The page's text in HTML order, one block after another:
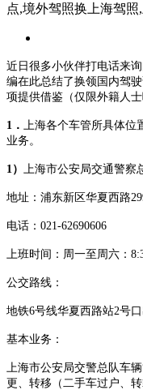
点,境外驾照换上海驾
近日很多小伙伴打电话来
编在此总结了换领国内驾
项提供借鉴（仅限外籍人
1．
上海各个车管所具体
业务。
1） 上海市公安局交通警
地址：浦东新区华夏西路
电话： 021-62690606
上班时间： 周一至周六：
公交路线：
地铁6号线华夏西路站2号
基本业务：
上海市公安局交警总队车
更、转移（二手车过户、